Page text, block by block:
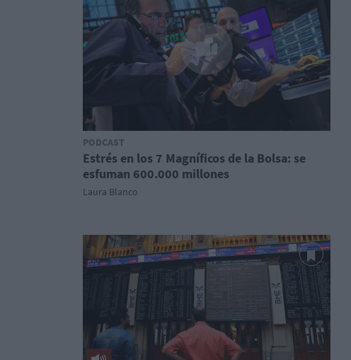
PODCAST
Estrés en los 7 Magníficos de la Bolsa: se
esfuman 600.000 millones
Laura Blanco